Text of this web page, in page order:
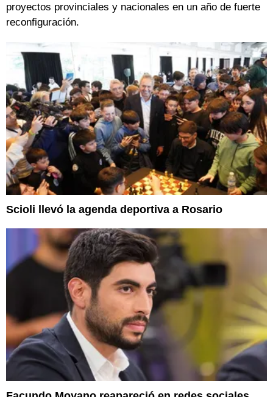
proyectos provinciales y nacionales en un año de fuerte
reconfiguración.
Scioli llevó la agenda deportiva a Rosario